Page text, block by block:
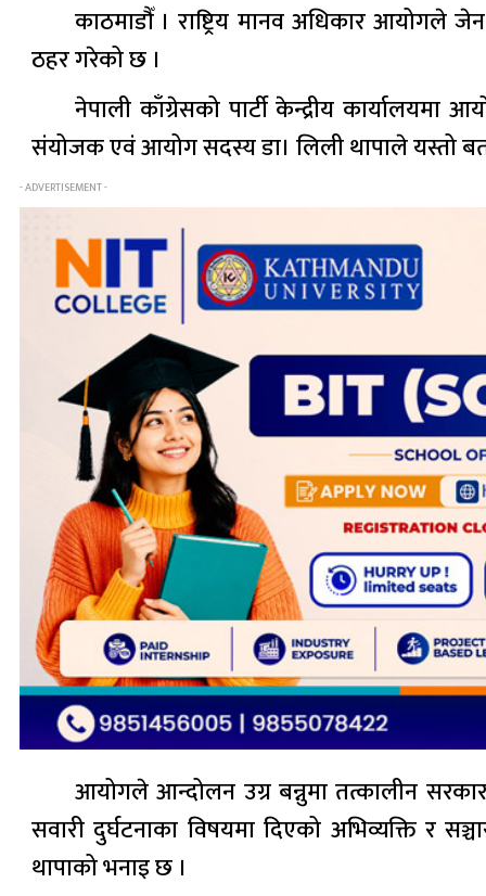
काठमाडौँ । राष्ट्रिय मानव अधिकार आयोगले
ठहर गरेको छ ।
नेपाली काँग्रेसको पार्टी केन्द्रीय
संयोजक एवं आयोग सदस्य डा। लिली थापाले यस्तो
- ADVERTISEMENT -
आयोगले आन्दोलन उग्र बन्नुमा तत्कालीन
सवारी दुर्घटनाका विषयमा दिएको अभिव्यक्ति र
थापाको भनाइ छ ।